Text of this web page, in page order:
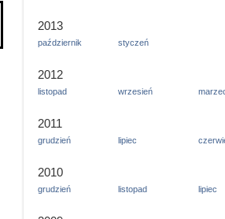
2013
październik styczeń
2012
listopad wrzesień
2011
grudzień lipiec
2010
grudzień listopad lipiec